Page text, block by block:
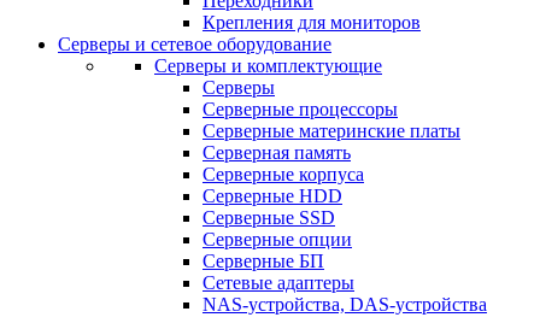
Крепления для мониторов
Серверы и сетевое оборудование
Серверы и комплектующие
Серверы
Серверные процессоры
Серверные материнские платы
Серверная память
Серверные корпуса
Серверные HDD
Серверные SSD
Серверные опции
Серверные БП
Сетевые адаптеры
NAS-устройства, DAS-устройства